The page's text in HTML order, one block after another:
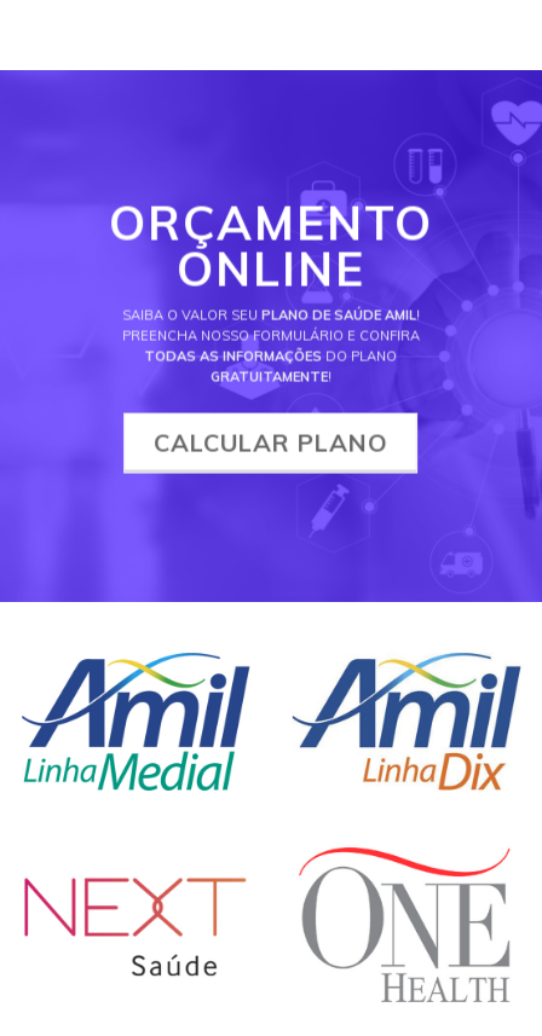
ORÇAMENTO
ONLINE
SAIBA O VALOR SEU PLANO DE SAÚDE AMIL!
PREENCHA NOSSO FORMULÁRIO E CONFIRA
TODAS AS INFORMAÇÕES DO PLANO
GRATUITAMENTE!
CALCULAR PLANO